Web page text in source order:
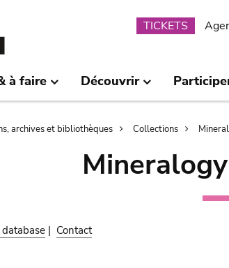
TICKETS
à faire Découvrir
archives et bibliothèques Collections
| Contact